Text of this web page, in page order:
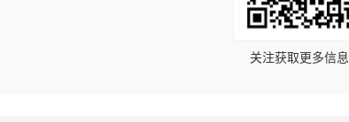
关注获取更多信息